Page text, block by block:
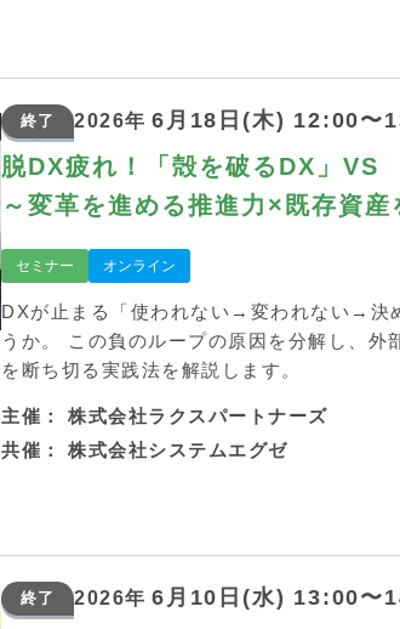
終了 2026年 6月18日(木) 12:00〜
脱DX疲れ！「殻を破るDX」VS
～変革を進める推進力×既存資産
セミナー オンライン
DXが止まる「使われない→変われない→決
うか。 この負のループの原因を分解し、外
を断ち切る実践法を解説します。
主催：
株式会社ラクスパートナーズ
共催：
株式会社システムエグゼ
終了 2026年 6月10日(水) 13:00〜